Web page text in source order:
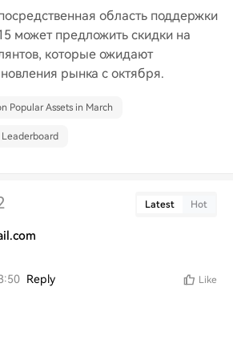
область поддержки
может предложить скидки на
которые ожидают
рынка с октября.
Popular Assets in March
Leaderboard
Latest Hot
Reply Like